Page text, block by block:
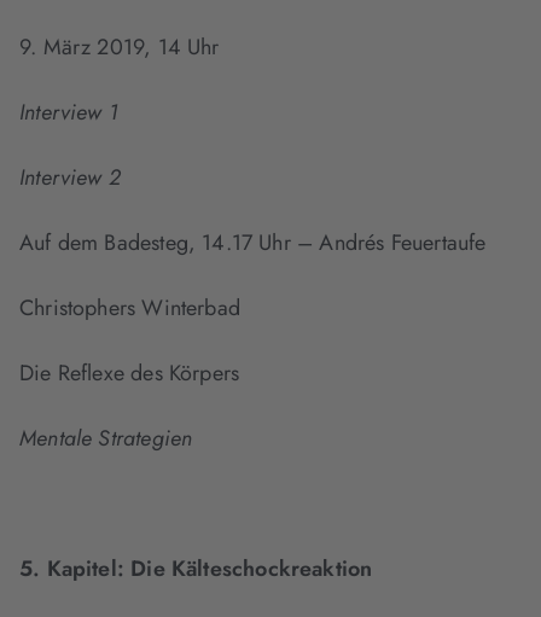
9. März 2019, 14 Uhr
Interview 1
Interview 2
Auf dem Badesteg, 14.17 Uhr – Andrés Feuertaufe
Christophers Winterbad
Die Reflexe des Körpers
Mentale Strategien
5. Kapitel: Die Kälteschockreaktion